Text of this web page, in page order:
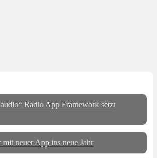
Radio App Framework setzt
neuer App ins neue Jahr